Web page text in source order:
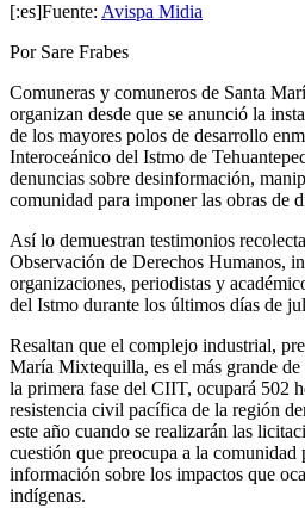
[:es]Fuente: Avispa Midia
Por Sare Frabes
Comuneras y comuneros de Santa
organizan desde que se anunció la
de los mayores polos de desarrollo
Interoceánico del Istmo de
denuncias sobre desinformación,
comunidad para imponer las obras de
Así lo demuestran testimonios
Observación de Derechos Humanos,
organizaciones, periodistas y
del Istmo durante los últimos días de
Resaltan que el complejo industrial,
María Mixtequilla, es el más grande
la primera fase del CIIT, ocupará 502
resistencia civil pacífica de la región
este año cuando se realizarán las
cuestión que preocupa a la comunidad
información sobre los impactos que
indígenas.